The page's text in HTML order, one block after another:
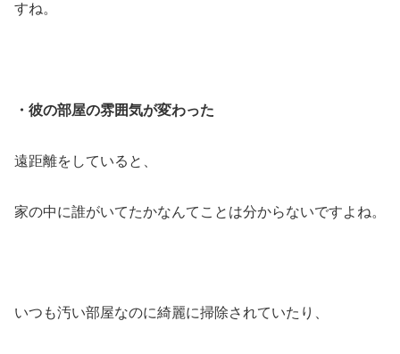
すね。
・彼の部屋の雰囲気が変わった
遠距離をしていると、
家の中に誰がいてたかなんてことは分からないですよね。
いつも汚い部屋なのに綺麗に掃除されていたり、